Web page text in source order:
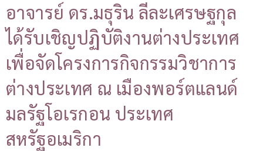
อาจารย์ ดร.มธุริน ลีละเศรษฐกุล
ได้รับเชิญปฏิบัติงานต่างประเทศ
เพื่อจัดโครงการกิจกรรมวิชาการ
ต่างประเทศ ณ เมืองพอร์ตแลนด์
มลรัฐโอเรกอน ประเทศ
สหรัฐอเมริกา